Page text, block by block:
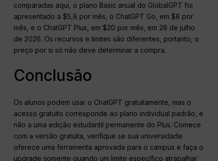
comparadas aqui, o plano Basic anual do GlobalGPT foi
apresentado a $5,8 por mês, o ChatGPT Go, em $8 por
mês, e o ChatGPT Plus, em $20 por mês, em 28 de julho
de 2026. Os recursos e limites são diferentes, portanto, o
preço por si só não deve determinar a compra.
Conclusão
Os alunos podem usar o ChatGPT gratuitamente, mas o
acesso gratuito corresponde ao plano individual padrão, e
não a uma edição estudantil permanente do Plus. Comece
com a versão gratuita, verifique se sua universidade
oferece uma ferramenta aprovada para o campus e faça o
upgrade somente quando um limite específico atrapalhar